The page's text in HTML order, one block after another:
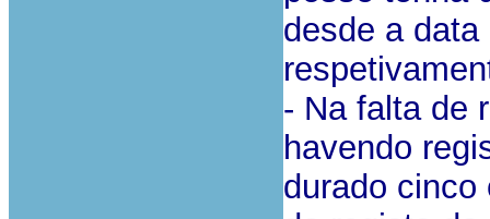
desde a
- Na falta de
havendo
durado cinco